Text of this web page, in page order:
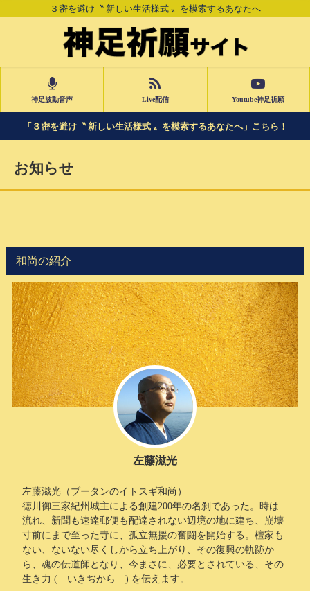
３密を避け〝 新しい生活様式 〟を模索するあなたへ
神足波動音声 Live配信 Youtube神足祈願
「３密を避け〝 新しい生活様式 〟を模索するあなたへ」こちら！
お知らせ
和尚の紹介
左藤滋光
左藤滋光（ブータンのイトスギ和尚）
徳川御三家紀州城主による創建200年の名刹であった。時は
流れ、新聞も速達郵便も配達されない辺境の地に建ち、崩壊
寸前にまで至った寺に、孤立無援の奮闘を開始する。檀家も
ない、ないない尽くしから立ち上がり、その復興の軌跡か
ら、魂の伝道師となり、今まさに、必要とされている、その
生き力 ( いきぢから ) を伝えます。